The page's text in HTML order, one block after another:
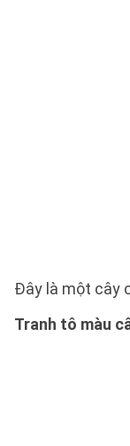
Đây là một cây
Tranh tô màu